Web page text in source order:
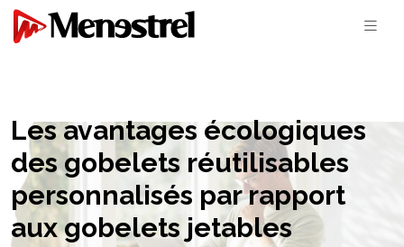
Les avantages écologiques
des gobelets réutilisables
personnalisés par rapport
aux gobelets jetables